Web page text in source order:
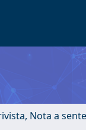
Nota a